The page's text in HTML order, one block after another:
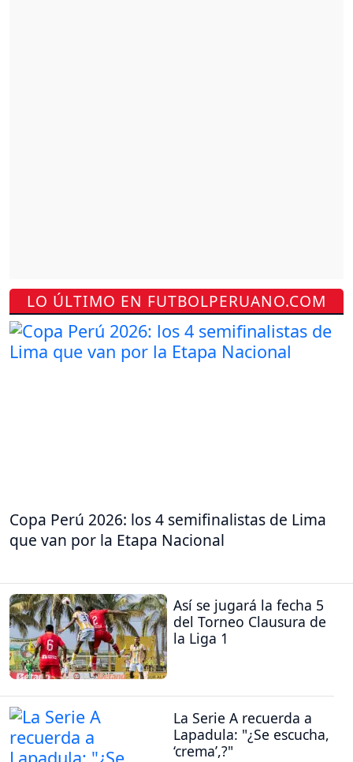
LO ÚLTIMO EN FUTBOLPERUANO.COM
Copa Perú 2026: los 4 semifinalistas de Lima
que van por la Etapa Nacional
Así se jugará la fecha 5
del Torneo Clausura de
la Liga 1
La Serie A recuerda a
Lapadula: "¿Se escucha,
‘crema’,?"